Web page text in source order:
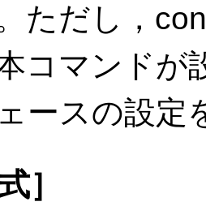
ただし，
コマンドが
ースの設定
］